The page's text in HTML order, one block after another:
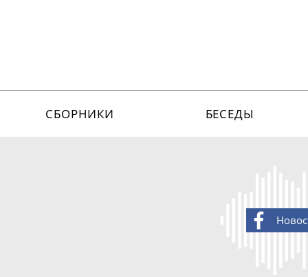
СБОРНИКИ БЕСЕДЫ